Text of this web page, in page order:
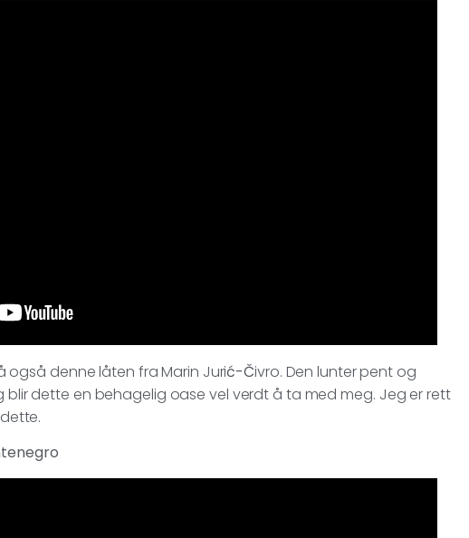
også denne låten fra Marin Jurić-Čivro. Den lunter pent og
dette en behagelig oase vel verdt å ta med meg. Jeg er rett